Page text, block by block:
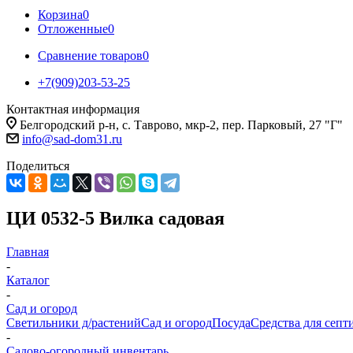
Корзина0
Отложенные0
Сравнение товаров0
+7(909)203-53-25
Контактная информация
Белгородский р-н, с. Таврово, мкр-2, пер. Парковый, 27 "Г"
info@sad-dom31.ru
Поделиться
ЦИ 0532-5 Вилка садовая
Главная
-
Каталог
-
Сад и огород
Светильники д/растенийСад и огородПосудаСредства для
-